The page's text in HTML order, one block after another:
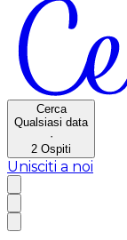
Cerca
Qualsiasi data
·
2 Ospiti
Unisciti a noi